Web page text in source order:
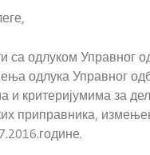
са одлуком Управног
одлука Управног
и критеријумима за
приправника,